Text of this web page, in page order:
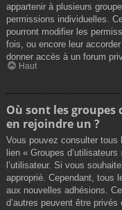
appartenir à plusieurs
permissions individuelles.
pourront modifier les
fois, ou encore leur
donner accès à un forum
Haut
Où sont les
en rejoindre un ?
Vous pouvez consulter tous
lien « Groupes
l’utilisateur. Si vous
approprié. Cependant, tous
aux nouvelles adhésions.
d’autres peuvent être